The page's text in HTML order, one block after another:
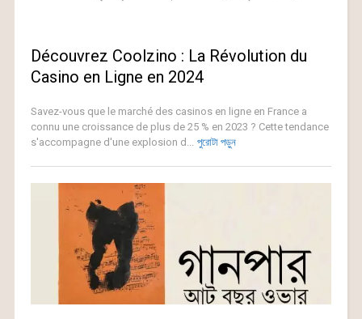
Découvrez Coolzino : La Révolution du
Casino en Ligne en 2024
Savez-vous que le marché des casinos en ligne en France a
connu une croissance de plus de 25 % en 2023 ? Cette tendance
s'accompagne d'une explosion d... পুরোটা পড়ুন